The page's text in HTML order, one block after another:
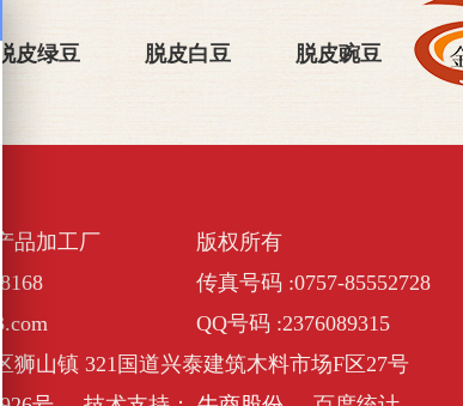
脱皮绿豆 脱皮白豆 脱皮豌豆
品加工厂
版权所有
传真号码 :0757-85552728
QQ号码 :2376089315
狮山镇 321国道兴泰建筑木料市场F区27号